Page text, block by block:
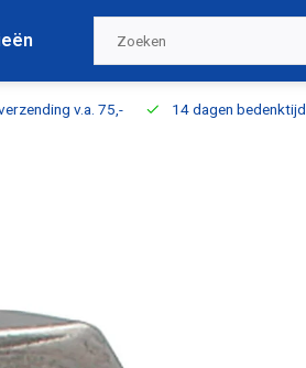
v.a. 75,- 14 dagen bedenktijd